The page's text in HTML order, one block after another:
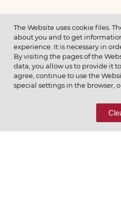
МЕНЮ
© 2026 ОАО
ПОЗВОНИТЕ НАМ
8 (800) 333-65-66
The Website uses cookie files.
about you and to get
experience. It is necessary in
By visiting the pages of the
data, you allow us to provide it
agree, continue to use the
special settings in the browser,